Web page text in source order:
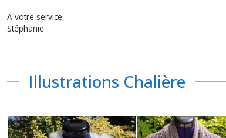
A votre service,
Stéphanie
Illustrations Chalière